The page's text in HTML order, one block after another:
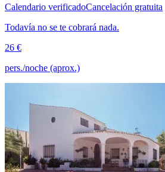
Calendario verificadoCancelación gratuita
Todavía no se te cobrará nada.
26 €
pers./noche (aprox.)